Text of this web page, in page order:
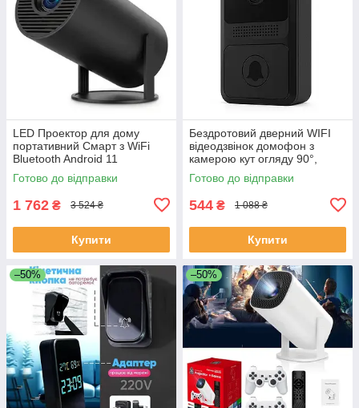
LED Проектор для дому
портативний Смарт з WiFi
Bluetooth Android 11
1280х720р Black LC-68
Готово до відправки
1 762 ₴ 3 524 ₴
Купити
Бездротовий дверний WIFI
відеодзвінок домофон з
камерою кут огляду 90°,
нічне бачення, мобільний
додаток FE-50
Готово до відправки
544 ₴ 1 088 ₴
Купити
–50% –50%